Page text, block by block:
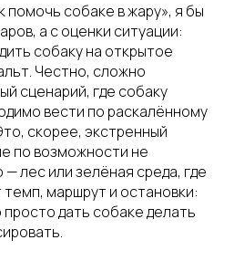
помочь собаке в жару», я бы
а с оценки ситуации:
собаку на открытое
Честно, сложно
сценарий, где собаку
вести по раскалённому
скорее, экстренный
по возможности не
лес или зелёная среда, где
маршрут и остановки:
дать собаке делать